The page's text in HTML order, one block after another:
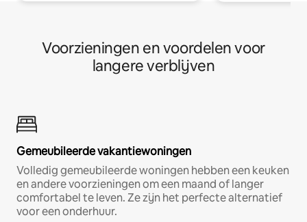
Voorzieningen en voordelen voor
langere verblijven
Gemeubileerde vakantiewoningen
Volledig gemeubileerde woningen hebben een keuken
en andere voorzieningen om een maand of langer
comfortabel te leven. Ze zijn het perfecte alternatief
voor een onderhuur.